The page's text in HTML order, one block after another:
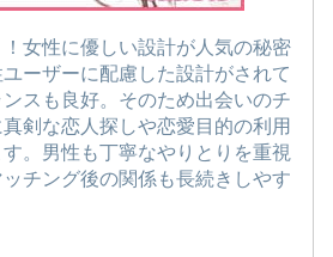
女性に優しい設計が人気の秘密
ーザーに配慮した設計がされて
スも良好。そのため出会いのチ
剣な恋人探しや恋愛目的の利用
。男性も丁寧なやりとりを重視
チング後の関係も長続きしやす